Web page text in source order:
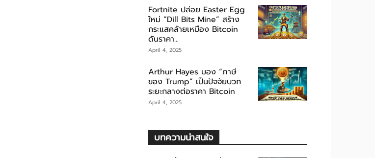
Fortnite ปล่อย Easter Egg
ใหม่ “Dill Bits Mine” สร้าง
กระแสคล้ายเหมือง Bitcoin
ดันราคา...
April 4, 2025
Arthur Hayes มอง “ภาษี
ของ Trump” เป็นปัจจัยบวก
ระยะกลางต่อราคา Bitcoin
April 4, 2025
บทความน่าสนใจ